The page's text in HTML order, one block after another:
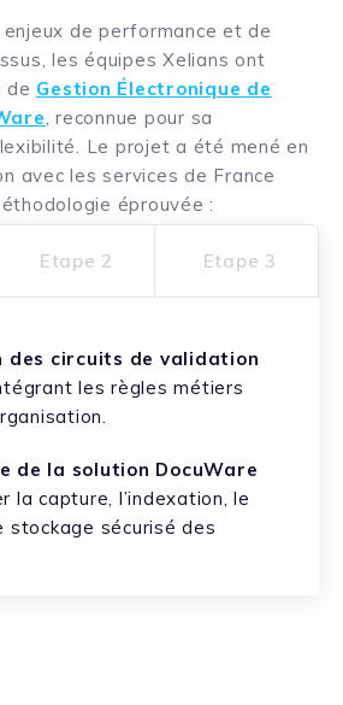
de performance et de
les équipes Xelians ont
de Gestion Électronique de
, reconnue pour sa
Le projet a été mené en
avec les services de France
éprouvée :
Etape 2 Etape 3
des circuits de validation
les règles métiers
de la solution DocuWare
la capture, l’indexation, le
stockage sécurisé des